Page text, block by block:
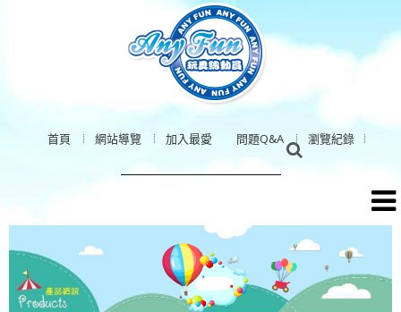
首頁 網站導覽 加入最愛 問題Q&A 瀏覽紀錄